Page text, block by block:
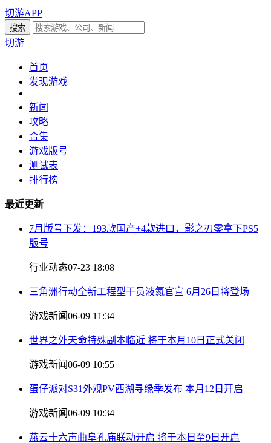
切游APP
切游
首页
发现游戏
新闻
攻略
合集
游戏版号
测试表
排行榜
最近更新
7月版号下发：193款国产+4款进口，影之刃零拿下PS5
版号
行业动态07-23 18:08
三角洲行动全新工程型干员液氮官宣 6月26日将登场
游戏新闻06-09 11:34
世界之外天命特殊副本临近 将于本月10日正式关闭
游戏新闻06-09 10:55
蛋仔派对S31外观PV西湖寻缘季发布 本月12日开启
游戏新闻06-09 10:34
燕云十六声曲阜孔庙联动开启 将于本日至9日开启